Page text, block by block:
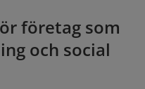
företag som
och social